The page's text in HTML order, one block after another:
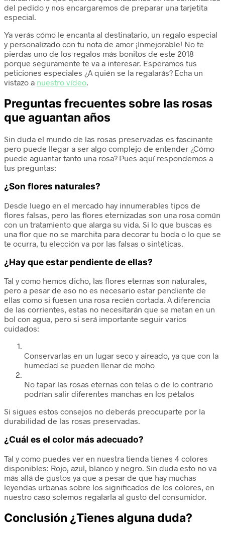
del pedido y nos encargaremos de preparar una tarjetita
especial.
Ya verás cómo le encanta al destinatario, un regalo especial
y personalizado con tu nota de amor ¡Inmejorable! No te
pierdas uno de los regalos más bonitos de este 2018
porque seguramente te va a interesar. Esperamos tus
peticiones especiales ¿A quién se la regalarás? Echa un
vistazo a nuestro vídeo
Preguntas frecuentes sobre las rosas
que aguantan años
Sin duda el mundo de las rosas preservadas es fascinante
pero puede llegar a ser algo complejo de entender ¿Cómo
puede aguantar tanto una rosa? Pues aquí respondemos a
tus preguntas:
¿Son flores naturales?
Desde luego en el mercado hay innumerables tipos de
flores falsas, pero las flores eternizadas son una rosa común
con un tratamiento que alarga su vida. Si lo que buscas es
una flor que no se marchita para decorar tu boda o lo que se
te ocurra, tu elección va por las falsas o sintéticas.
¿Hay que estar pendiente de ellas?
Tal y como hemos dicho, las flores eternas son naturales,
pero a pesar de eso no es necesario estar pendiente de
ellas como si fuesen una rosa recién cortada. A diferencia
de las corrientes, estas no necesitarán que se metan en un
bol con agua, pero si será importante seguir varios
cuidados:
Conservarlas en un lugar seco y aireado, ya que con la
humedad se pueden llenar de moho
No tapar las rosas eternas con telas o de lo contrario
podrían salir diferentes manchas en los pétalos
Si sigues estos consejos no deberás preocuparte por la
durabilidad de las rosas preservadas.
¿Cuál es el color más adecuado?
Tal y como puedes ver en nuestra tienda tienes 4 colores
disponibles: Rojo, azul, blanco y negro. Sin duda esto no va
más allá de gustos ya que a pesar de que hay muchas
leyendas urbanas sobre los significados de los colores, en
nuestro caso solemos regalarla al gusto del consumidor.
Conclusión ¿Tienes alguna duda?